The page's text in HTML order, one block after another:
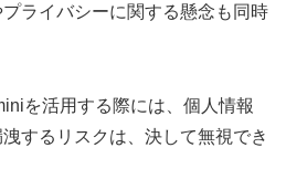
ライバシーに関する懸念も同時
を活用する際には、個人情報
するリスクは、決して無視でき